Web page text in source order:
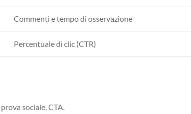
Commenti e tempo di osservazione
Percentuale di clic (CTR)
sociale, CTA.